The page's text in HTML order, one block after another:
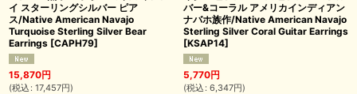
イ スターリングシルバー ピア
ス/Native American Navajo
Turquoise Sterling Silver Bear
Earrings [CAPH79]
15,870円
(税込 : 17,457円)
バー&コーラル アメリカインディアン
ナバホ族作/Native American Navajo
Sterling Silver Coral Guitar Earrings
[KSAP14]
5,770円
(税込 : 6,347円)